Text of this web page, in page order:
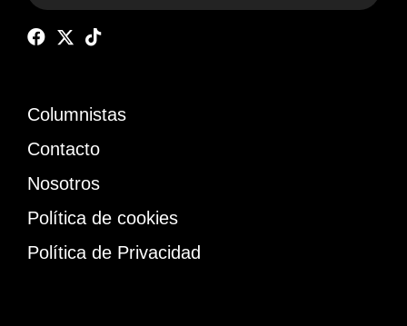
Columnistas
Contacto
Nosotros
Política de cookies
Política de Privacidad